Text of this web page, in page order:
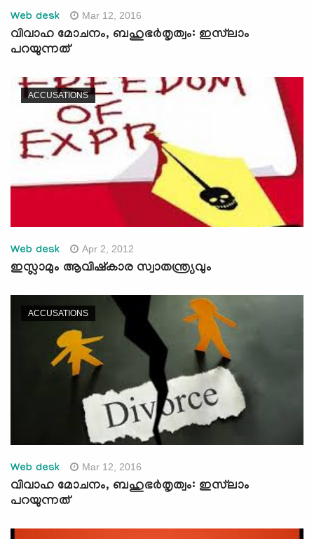
Web desk Mar 12, 2016
വിവാഹ മോചനം, ബഹുഭര്‍തൃത്വം: ഇസ്‌ലാം
പറയുന്നത്‌
ACCUSATIONS
Web desk Apr 2, 2012
ഇസ്ലാമും ആവിഷ്‌കാര സ്വാതന്ത്ര്യവും
ACCUSATIONS
Web desk Mar 12, 2016
വിവാഹ മോചനം, ബഹുഭര്‍തൃത്വം: ഇസ്‌ലാം
പറയുന്നത്‌